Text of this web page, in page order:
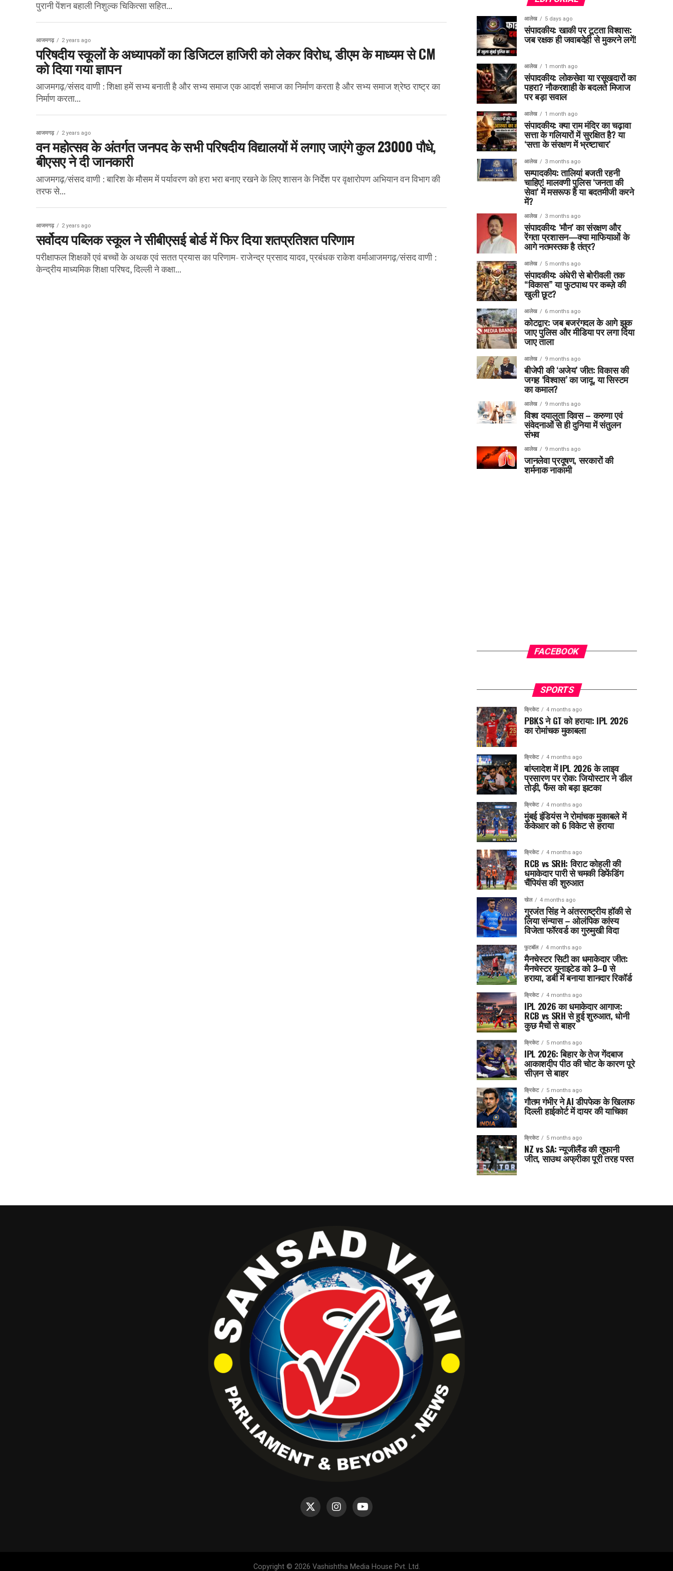
पुरानी पेंशन बहाली निशुल्क चिकित्सा सहित...
आजमगढ़ 2 years ago
परिषदीय स्कूलों के अध्यापकों का डिजिटल हाजिरी को लेकर विरोध, डीएम के माध्यम से CM
को दिया गया ज्ञापन
आजमगढ़/संसद वाणी : शिक्षा हमें सभ्य बनाती है और सभ्य समाज एक आदर्श समाज का निर्माण करता है और सभ्य समाज श्रेष्ठ राष्ट्र का
निर्माण करता...
आजमगढ़ 2 years ago
वन महोत्सव के अंतर्गत जनपद के सभी परिषदीय विद्यालयों में लगाए जाएंगे कुल 23000 पौधे,
बीएसए ने दी जानकारी
आजमगढ़/संसद वाणी : बारिश के मौसम में पर्यावरण को हरा भरा बनाए रखने के लिए शासन के निर्देश पर वृक्षारोपण अभियान वन विभाग की
तरफ से...
आजमगढ़ 2 years ago
सर्वोदय पब्लिक स्कूल ने सीबीएसई बोर्ड में फिर दिया शतप्रतिशत परिणाम
परीक्षाफल शिक्षकों एवं बच्चों के अथक एवं सतत प्रयास का परिणाम- राजेन्द्र प्रसाद यादव, प्रबंधक राकेश वर्माआजमगढ़/संसद वाणी :
केन्द्रीय माध्यमिक शिक्षा परिषद, दिल्ली ने कक्षा...
आलेख 5 days ago
संपादकीय: खाकी पर टूटता विश्वास:
जब रक्षक ही जवाबदेही से मुकरने लगें!
आलेख 1 month ago
संपादकीय: लोकसेवा या रसूखदारों का
पहरा? नौकरशाही के बदलते मिजाज
पर बड़ा सवाल
आलेख 1 month ago
संपादकीय: क्या राम मंदिर का चढ़ावा
सत्ता के गलियारों में सुरक्षित है? या
‘सत्ता के संरक्षण में भ्रष्टाचार’
आलेख 3 months ago
सम्पादकीय: तालियां बजती रहनी
चाहिए! मालवणी पुलिस ‘जनता की
सेवा’ में मसरूफ है या बदतमीजी करने
में?
आलेख 3 months ago
संपादकीय: ‘मौन’ का संरक्षण और
रेंगता प्रशासन—क्या माफियाओं के
आगे नतमस्तक है तंत्र?
आलेख 5 months ago
संपादकीय: अंधेरी से बोरीवली तक
“विकास” या फुटपाथ पर कब्ज़े की
खुली छूट?
आलेख 6 months ago
कोटद्वार: जब बजरंगदल के आगे झुक
जाए पुलिस और मीडिया पर लगा दिया
जाए ताला
आलेख 9 months ago
बीजेपी की ‘अजेय’ जीत: विकास की
जगह ‘विश्वास’ का जादू, या सिस्टम
का कमाल?
आलेख 9 months ago
विश्व दयालुता दिवस – करुणा एवं
संवेदनाओं से ही दुनिया में संतुलन
संभव
आलेख 9 months ago
जानलेवा प्रदूषण, सरकारों की
शर्मनाक नाकामी
FACEBOOK
SPORTS
क्रिकेट 4 months ago
PBKS ने GT को हराया: IPL 2026
का रोमांचक मुकाबला
क्रिकेट 4 months ago
बांग्लादेश में IPL 2026 के लाइव
प्रसारण पर रोक: जियोस्टार ने डील
तोड़ी, फैंस को बड़ा झटका
क्रिकेट 4 months ago
मुंबई इंडियंस ने रोमांचक मुकाबले में
केकेआर को 6 विकेट से हराया
क्रिकेट 4 months ago
RCB vs SRH: विराट कोहली की
धमाकेदार पारी से चमकी डिफेंडिंग
चैंपियंस की शुरुआत
खेल 4 months ago
गुरजंत सिंह ने अंतरराष्ट्रीय हॉकी से
लिया संन्यास – ओलंपिक कांस्य
विजेता फॉरवर्ड का गुरुमुखी विदा
फुटबॉल 4 months ago
मैनचेस्टर सिटी का धमाकेदार जीत:
मैनचेस्टर यूनाइटेड को 3–0 से
हराया, डर्बी में बनाया शानदार रिकॉर्ड
क्रिकेट 4 months ago
IPL 2026 का धमाकेदार आगाज:
RCB vs SRH से हुई शुरुआत, धोनी
कुछ मैचों से बाहर
क्रिकेट 5 months ago
IPL 2026: बिहार के तेज गेंदबाज
आकाशदीप पीठ की चोट के कारण पूरे
सीज़न से बाहर
क्रिकेट 5 months ago
गौतम गंभीर ने AI डीपफेक के खिलाफ
दिल्ली हाईकोर्ट में दायर की याचिका
क्रिकेट 5 months ago
NZ vs SA: न्यूजीलैंड की तूफानी
जीत, साउथ अफ्रीका पूरी तरह पस्त
Copyright © 2026 Vashishtha Media House Pvt. Ltd.